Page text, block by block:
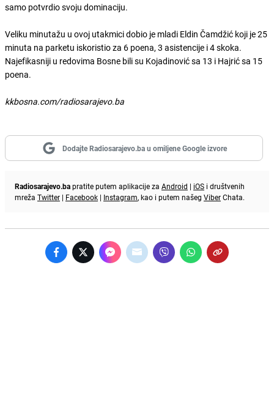
samo potvrdio svoju dominaciju.
Veliku minutažu u ovoj utakmici dobio je mladi Eldin Čamdžić koji je 25
minuta na parketu iskoristio za 6 poena, 3 asistencije i 4 skoka.
Najefikasniji u redovima Bosne bili su Kojadinović sa 13 i Hajrić sa 15
poena.
kkbosna.com/radiosarajevo.ba
Dodajte Radiosarajevo.ba u omiljene Google izvore
Radiosarajevo.bapratite putem aplikacije za Android | iOS i društvenih
mreža Twitter | Facebook | Instagram, kao i putem našeg ViberChata.